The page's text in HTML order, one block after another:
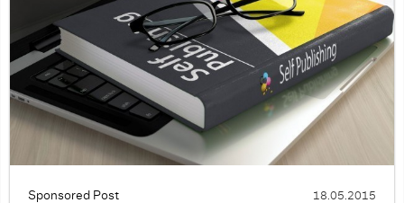
Sponsored Post 18.05.2015